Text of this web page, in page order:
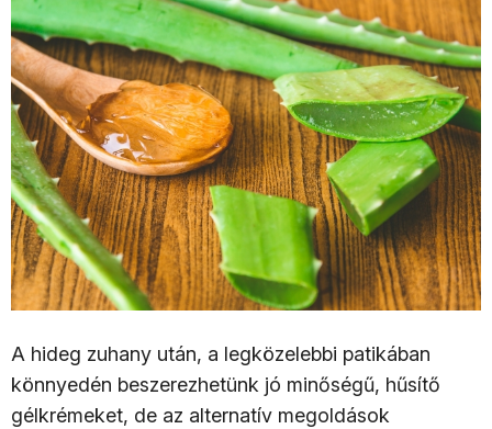
A hideg zuhany után, a legközelebbi patikában
könnyedén beszerezhetünk jó minőségű, hűsítő
gélkrémeket, de az alternatív megoldások